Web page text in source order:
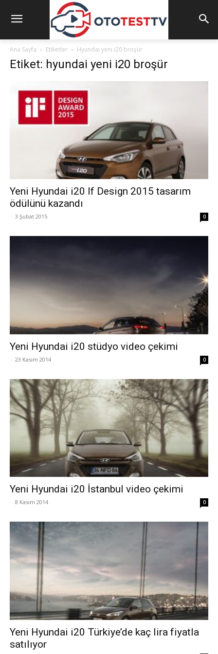
Ana Sayfa Etiketler Hyundai yeni i20 broşür
Etiket: hyundai yeni i20 broşür
Yeni Hyundai i20 If Design 2015 tasarım
ödülünü kazandı
- 3 Şubat 2015 0
Yeni Hyundai i20 stüdyo video çekimi
- 23 Kasım 2014 0
Yeni Hyundai i20 İstanbul video çekimi
- 8 Kasım 2014 0
Yeni Hyundai i20 Türkiye’de kaç lira fiyatla
satılıyor